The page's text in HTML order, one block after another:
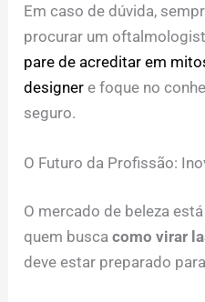
Em caso de dúvida,
procurar um
pare de acreditar em
designer e foque no
seguro.
O Futuro da Profissão:
O mercado de beleza
quem buscacomo virar
deve estar preparado